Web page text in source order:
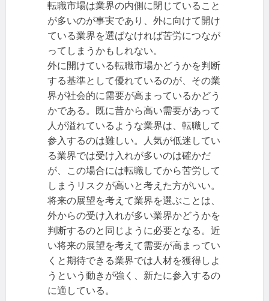
転職市場は業界の内側に閉じていること
が多いのが事実であり、外に向けて開け
ている業界を選ばなければ苦労につなが
ってしまうかもしれない。
外に開けている転職市場かどうかを判断
する基準として優れているのが、その業
界が社会的に需要が高まっているかどう
かである。既に昔から高い需要があって
人が溢れているような業界は、転職して
参入するのは難しい。人気が低迷してい
る業界では受け入れが多いのは確かだ
が、この場合には転職してから苦労して
しまうリスクが高いと考えた方がいい。
将来の展望を考えて業界を選ぶことは、
外からの受け入れが多い業界かどうかを
判断するのと同じように必要となる。近
い将来の展望を考えて需要が高まってい
くと期待できる業界では人材を獲得しよ
うという動きが強く、新たに参入するの
に適している。